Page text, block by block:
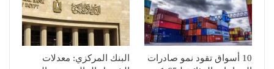
10 أسواق تقود نمو صادرات
البنك المركزي: معدلات